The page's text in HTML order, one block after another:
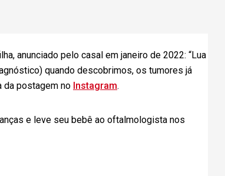
anunciado pelo casal em janeiro de 2022: “Lua
quando descobrimos, os tumores já
da postagem no Instagram.
e leve seu bebê ao oftalmologista nos